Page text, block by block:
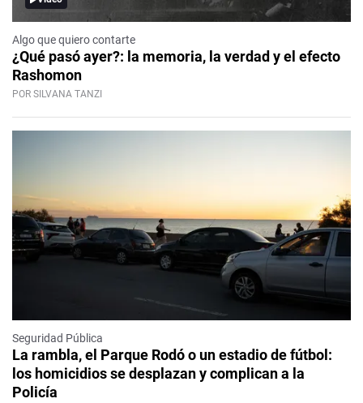
Algo que quiero contarte
¿Qué pasó ayer?: la memoria, la verdad y el efecto
Rashomon
POR SILVANA TANZI
Seguridad Pública
La rambla, el Parque Rodó o un estadio de fútbol:
los homicidios se desplazan y complican a la
Policía